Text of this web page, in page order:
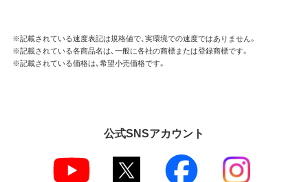
※記載されている速度表記は規格値で、実環境での速度ではありません。
※記載されている各商品名は、一般に各社の商標または登録商標です。
※記載されている価格は、希望小売価格です。
公式SNSアカウント